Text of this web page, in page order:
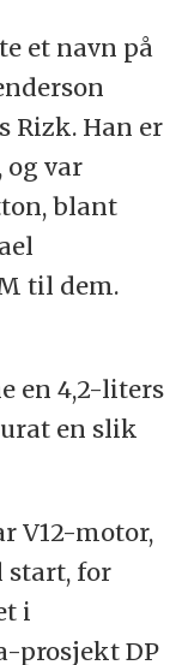
et navn på
Rizk. Han er
og var
blant
til dem.
en 4,2-liters
en slik
V12-motor,
start, for
i
prosjekt DP